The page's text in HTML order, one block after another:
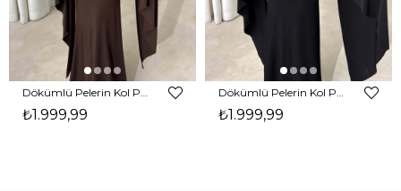
₺1.999,99 ₺1.999,99